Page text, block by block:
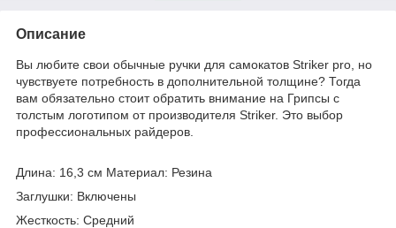
Описание
Вы любите свои обычные ручки для самокатов Striker pro, но
чувствуете потребность в дополнительной толщине? Тогда
вам обязательно стоит обратить внимание на Грипсы с
толстым логотипом от производителя Striker. Это выбор
профессиональных райдеров.
Длина: 16,3 см Материал: Резина
Заглушки: Включены
Жесткость: Средний